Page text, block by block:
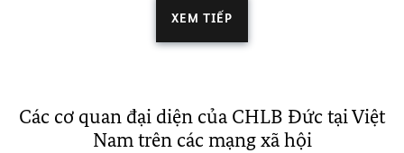
XEM TIẾP
Các cơ quan đại diện của CHLB Đức tại Việt
Nam trên các mạng xã hội